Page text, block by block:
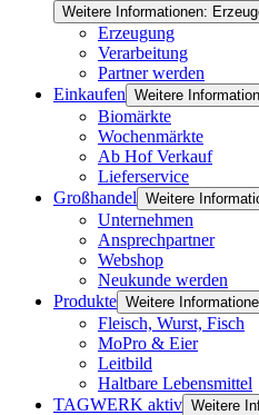
Weitere Informationen:
Erzeugung
Verarbeitung
Partner werden
Einkaufen Weitere
Biomärkte
Wochenmärkte
Ab Hof Verkauf
Lieferservice
Großhandel Weitere
Unternehmen
Ansprechpartner
Webshop
Neukunde werden
Produkte Weitere
Fleisch, Wurst, Fisch
MoPro & Eier
Leitbild
Haltbare Lebensmittel
TAGWERK aktiv Weitere